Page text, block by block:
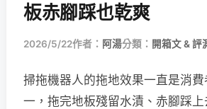
板赤腳踩也乾爽
2026/5/22作者： 阿湯分類： 開箱文 & 評
掃拖機器人的拖地效果一直是消
一，拖完地板殘留水漬、赤腳踩上